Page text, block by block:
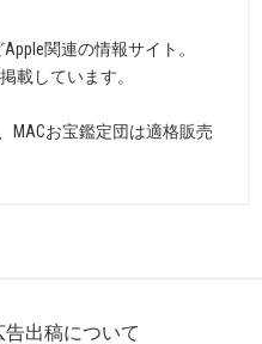
関連の情報サイト。
載しています。
MACお宝鑑定団は適格販売
告出稿について